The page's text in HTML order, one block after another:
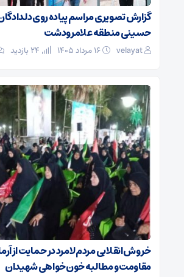
گزارش تصویری مراسم پیاده روی
حسینی منطقه علامرودشت
velayat
خروش انقلابی مردم لامرد در حمایت از
مقاومت و مطالبه خون‌خواهی شهیدان